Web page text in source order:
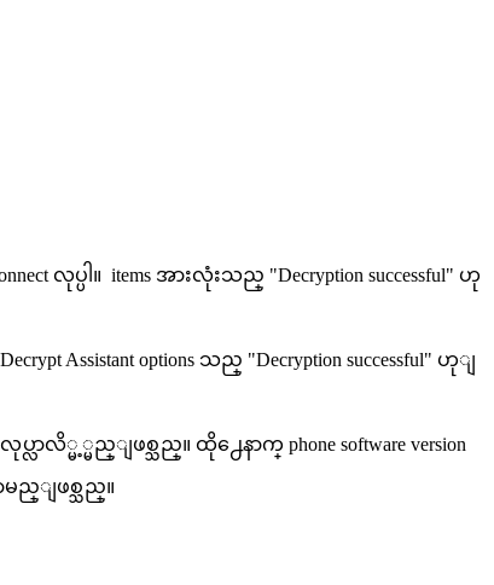
လုပ္ပါ။ items အားလုံးသည္ "Decryption successful" ဟု
Assistant options သည္ "Decryption successful" ဟုျ
ပ္လာလိ္မ့္မည္ျဖစ္သည္။ ထို႕ေနာက္ phone software version
ာမည္ျဖစ္သည္။